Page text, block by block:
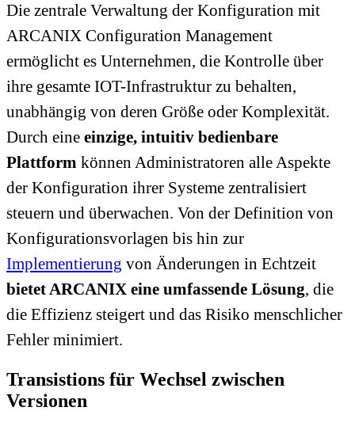
Die zentrale Verwaltung der Konfiguration mit
ARCANIX Configuration Management
ermöglicht es Unternehmen, die Kontrolle über
ihre gesamte IOT-Infrastruktur zu behalten,
unabhängig von deren Größe oder Komplexität.
Durch eine einzige, intuitiv bedienbare
Plattform können Administratoren alle Aspekte
der Konfiguration ihrer Systeme zentralisiert
steuern und überwachen. Von der Definition von
Konfigurationsvorlagen bis hin zur
Implementierung von Änderungen in Echtzeit
bietet ARCANIX eine umfassende Lösung, die
die Effizienz steigert und das Risiko menschlicher
Fehler minimiert.
Transistions für Wechsel zwischen
Versionen